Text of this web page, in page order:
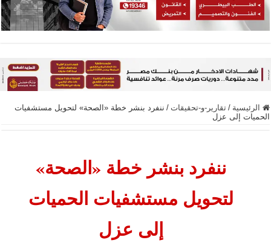
الرئيسية / تقارير-و-تحقيقات / ننفرد بنشر خطة «الصحة» لتحويل مستشفيات
الحميات إلى عزل
ننفرد بنشر خطة «الصحة»
لتحويل مستشفيات الحميات
إلى عزل